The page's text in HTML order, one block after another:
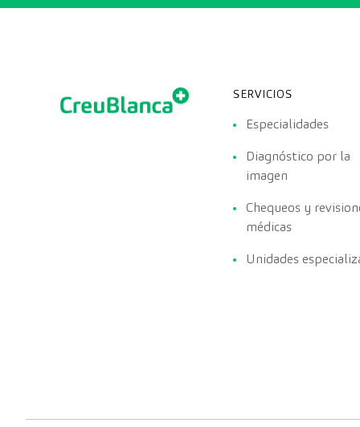
SERVICIOS
Especialidades
Diagnóstico por la
imagen
Chequeos y
médicas
Unidades